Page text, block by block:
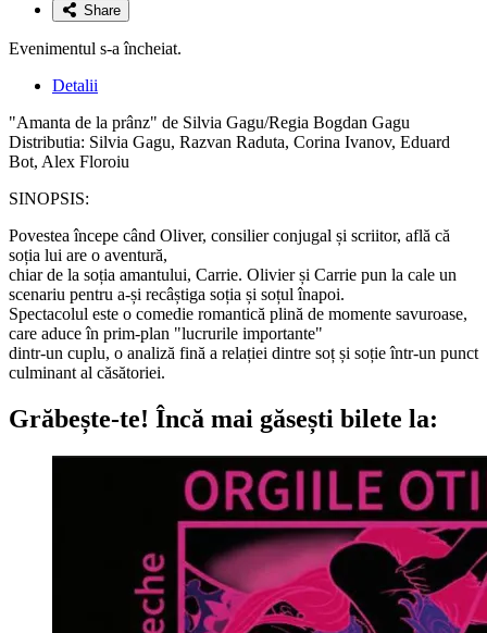
Share
Evenimentul s-a încheiat.
Detalii
"Amanta de la prânz" de Silvia Gagu/Regia Bogdan Gagu
Distributia: Silvia Gagu, Razvan Raduta, Corina Ivanov, Eduard
Bot, Alex Floroiu
SINOPSIS:
Povestea începe când Oliver, consilier conjugal și scriitor, află că
soția lui are o aventură,
chiar de la soția amantului, Carrie. Olivier și Carrie pun la cale un
scenariu pentru a-și recâștiga soția și soțul înapoi.
Spectacolul este o comedie romantică plină de momente savuroase,
care aduce în prim-plan "lucrurile importante"
dintr-un cuplu, o analiză fină a relației dintre soț și soție într-un punct
culminant al căsătoriei.
Grăbește-te! Încă mai găsești bilete la: